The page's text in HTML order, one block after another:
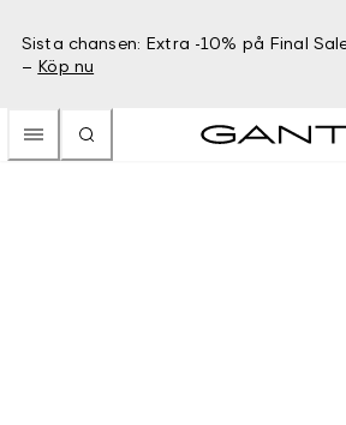
Sista chansen: Extra -10% på Final
– Köp nu